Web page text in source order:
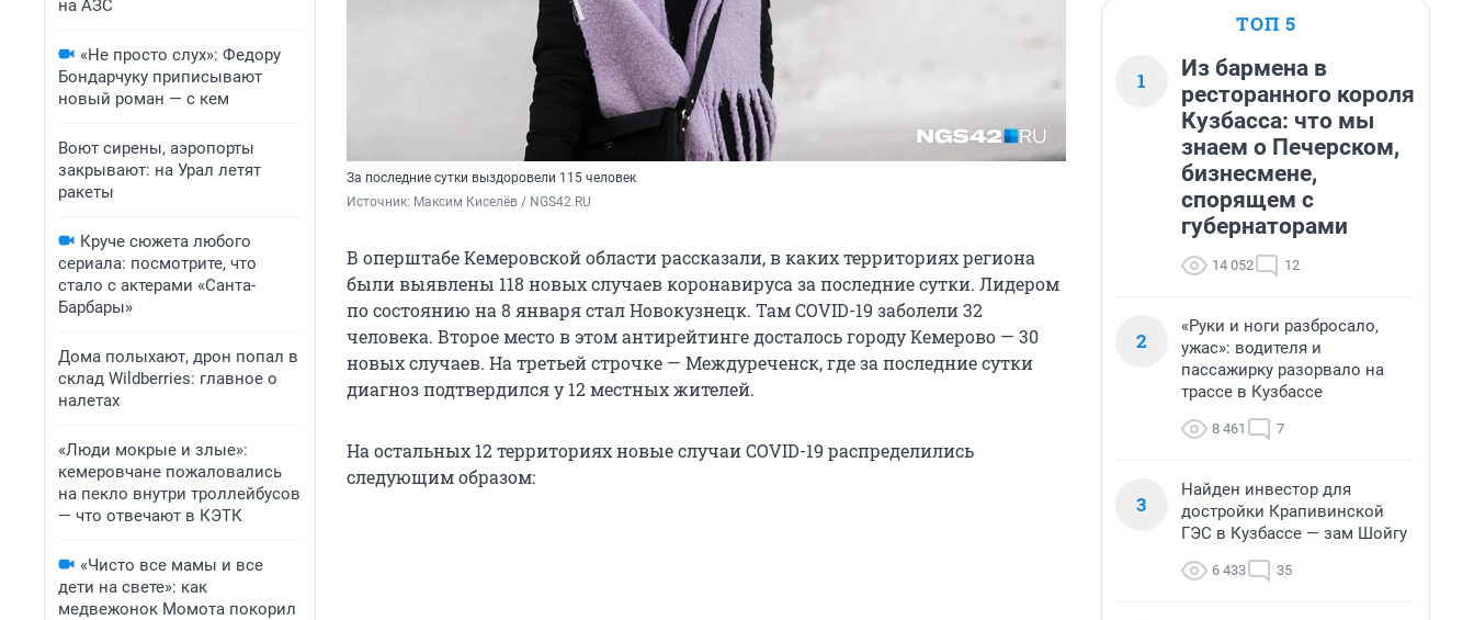
на АЗС
«Не просто слух»: Федору
Бондарчуку приписывают
новый роман — с кем
Воют сирены, аэропорты
закрывают: на Урал летят
ракеты
Круче сюжета любого
сериала: посмотрите, что
стало с актерами «Санта-
Барбары»
Дома полыхают, дрон попал в
склад Wildberries: главное о
налетах
«Люди мокрые и злые»:
кемеровчане пожаловались
на пекло внутри троллейбусов
— что отвечают в КЭТК
«Чисто все мамы и все
дети на свете»: как
медвежонок Момота покорил
За последние сутки выздоровели 115 человек
Источник: Максим Киселёв / NGS42.RU
В оперштабе Кемеровской области рассказали, в каких территориях региона
были выявлены 118 новых случаев коронавируса за последние сутки. Лидером
по состоянию на 8 января стал Новокузнецк. Там COVID-19 заболели 32
человека. Второе место в этом антирейтинге досталось городу Кемерово — 30
новых случаев. На третьей строчке — Междуреченск, где за последние сутки
диагноз подтвердился у 12 местных жителей.
На остальных 12 территориях новые случаи COVID-19 распределились
следующим образом:
ТОП 5
1
Из бармена в
ресторанного короля
Кузбасса: что мы
знаем о Печерском,
бизнесмене,
спорящем с
губернаторами
14 052 12
2
«Руки и ноги разбросало,
ужас»: водителя и
пассажирку разорвало на
трассе в Кузбассе
8 461 7
3
Найден инвестор для
достройки Крапивинской
ГЭС в Кузбассе — зам Шойгу
6 433 35